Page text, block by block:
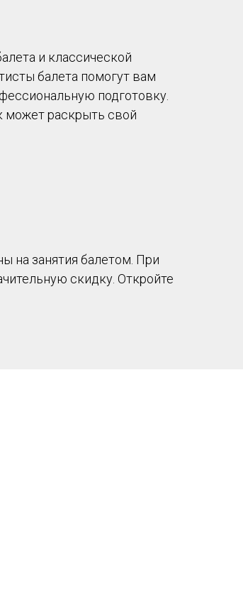
и классической
балета помогут вам
подготовку.
может раскрыть свой
на занятия балетом. При
скидку. Откройте